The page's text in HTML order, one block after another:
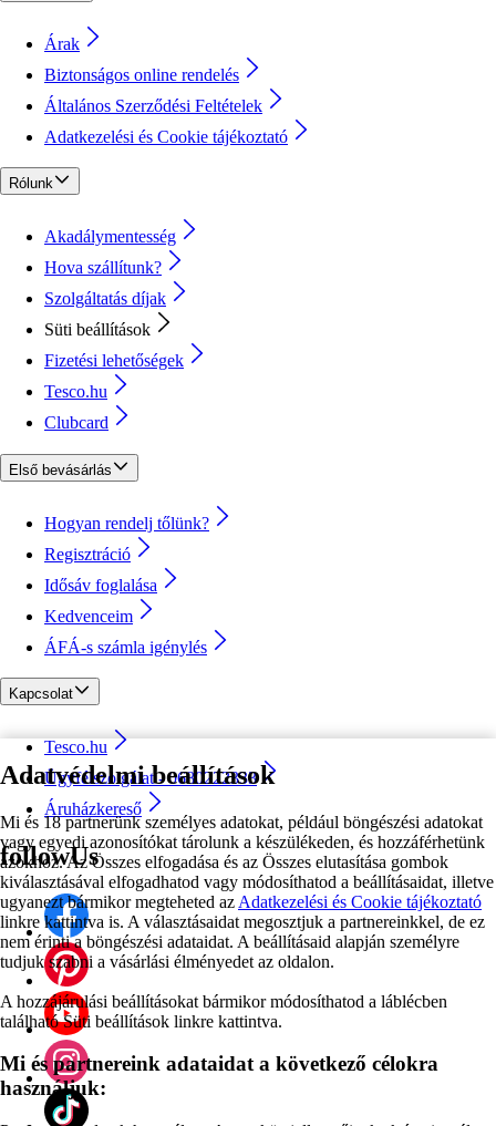
Adatvédelmi beállítások
Mi és 18 partnerünk személyes adatokat, például böngészési adatokat
vagy egyedi azonosítókat tárolunk a készülékeden, és hozzáférhetünk
azokhoz. Az Összes elfogadása és az Összes elutasítása gombok
kiválasztásával elfogadhatod vagy módosíthatod a beállításaidat, illetve
ugyanezt bármikor megteheted az Adatkezelési és Cookie tájékoztató
linkre kattintva is. A választásaidat megosztjuk a partnereinkkel, de ez
nem érinti a böngészési adataidat. A beállításaid alapján személyre
tudjuk szabni a vásárlási élményedet az oldalon.
A hozzájárulási beállításokat bármikor módosíthatod a láblécben
található Süti beállítások linkre kattintva.
Mi és partnereink adataidat a következő célokra
használjuk:
Árak
Biztonságos online rendelés
Általános Szerződési Feltételek
Adatkezelési és Cookie tájékoztató
Rólunk
Akadálymentesség
Hova szállítunk?
Szolgáltatás díjak
Süti beállítások
Fizetési lehetőségek
Tesco.hu
Clubcard
Első bevásárlás
Hogyan rendelj tőlünk?
Regisztráció
Idősáv foglalása
Kedvenceim
ÁFÁ-s számla igénylés
Kapcsolat
Tesco.hu
Ügyfélszolgálat - 0680222333
Áruházkereső
followUs